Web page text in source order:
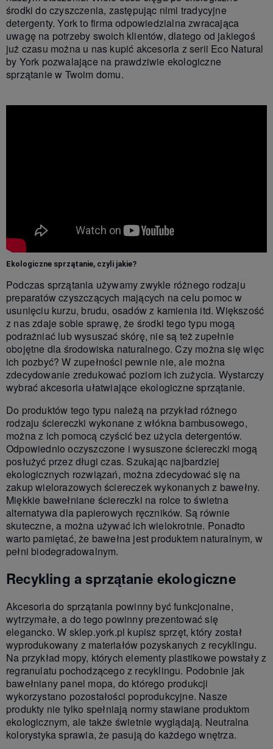
środki do czyszczenia, zastępując nimi tradycyjne
detergenty. York to firma odpowiedzialna zwracająca
uwagę na potrzeby swoich klientów, dlatego od jakiegoś
już czasu można u nas kupić akcesoria z serii Eco Natural
by York pozwalające na prawdziwie ekologiczne
sprzątanie w Twoim domu.
Ekologiczne sprzątanie, czyli jakie?
Podczas sprzątania używamy zwykle różnego rodzaju
preparatów czyszczących mających na celu pomoc w
usunięciu kurzu, brudu, osadów z kamienia itd. Większość
z nas zdaje sobie sprawę, że środki tego typu mogą
podrażniać lub wysuszać skórę, nie są też zupełnie
obojętne dla środowiska naturalnego. Czy można się więc
ich pozbyć? W zupełności pewnie nie, ale można
zdecydowanie zredukować poziom ich zużycia. Wystarczy
wybrać akcesoria ułatwiające ekologiczne sprzątanie.
Do produktów tego typu należą na przykład różnego
rodzaju ściereczki wykonane z włókna bambusowego,
można z ich pomocą czyścić bez użycia detergentów.
Odpowiednio oczyszczone i wysuszone ściereczki mogą
posłużyć przez długi czas. Szukając najbardziej
ekologicznych rozwiązań, można zdecydować się na
zakup wielorazowych ściereczek wykonanych z bawełny.
Miękkie bawełniane ściereczki na rolce to świetna
alternatywa dla papierowych ręczników. Są równie
skuteczne, a można używać ich wielokrotnie. Ponadto
warto pamiętać, że bawełna jest produktem naturalnym, w
pełni biodegradowalnym.
Recykling a sprzątanie ekologiczne
Akcesoria do sprzątania powinny być funkcjonalne,
wytrzymałe, a do tego powinny prezentować się
elegancko. W sklep.york.pl kupisz sprzęt, który został
wyprodukowany z materiałów pozyskanych z recyklingu.
Na przykład mopy, których elementy plastikowe powstały z
regranulatu pochodzącego z recyklingu. Podobnie jak
bawełniany panel mopa, do którego produkcji
wykorzystano pozostałości poprodukcyjne. Nasze
produkty nie tylko spełniają normy stawiane produktom
ekologicznym, ale także świetnie wyglądają. Neutralna
kolorystyka sprawia, że pasują do każdego wnętrza.